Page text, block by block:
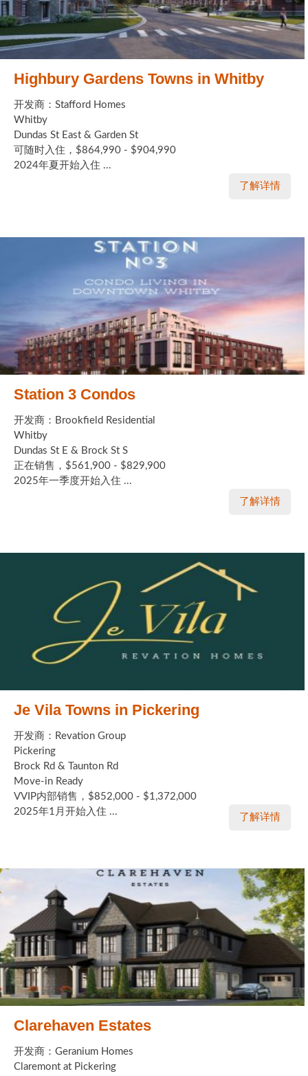
Highbury Gardens Towns in Whitby
开发商：Stafford Homes
Whitby
Dundas St East & Garden St
可随时入住，$864,990 - $904,990
2024年夏开始入住 ...
了解详情
Station 3 Condos
开发商：Brookfield Residential
Whitby
Dundas St E & Brock St S
正在销售，$561,900 - $829,900
2025年一季度开始入住 ...
了解详情
Je Vila Towns in Pickering
开发商：Revation Group
Pickering
Brock Rd & Taunton Rd
Move-in Ready
VVIP内部销售，$852,000 - $1,372,000
2025年1月开始入住 ...
了解详情
Clarehaven Estates
开发商：Geranium Homes
Claremont at Pickering